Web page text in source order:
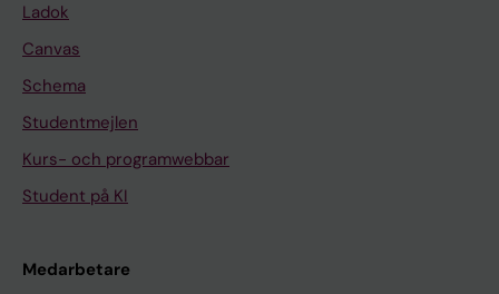
Ladok
Canvas
Schema
Studentmejlen
Kurs- och programwebbar
Student på KI
Medarbetare